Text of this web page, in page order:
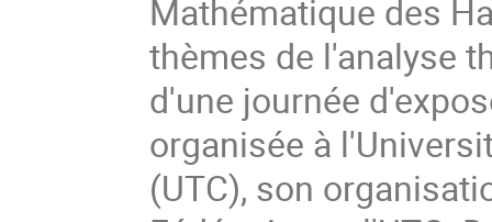
Mathématique des
thèmes de l'analyse
d'une journée
organisée à
(UTC), son